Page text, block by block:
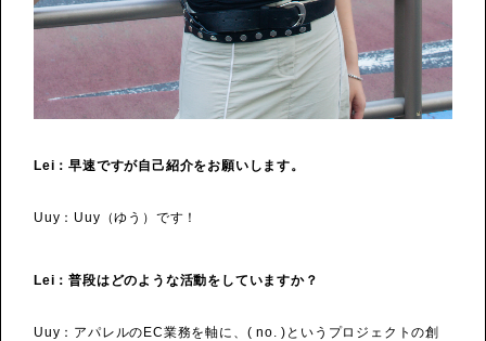
Lei：早速ですが自己紹介をお願いします。
Uuy：Uuy（ゆう）です！
Lei：普段はどのような活動をしていますか？
Uuy：アパレルのEC業務を軸に、( no. )というプロジェクトの創